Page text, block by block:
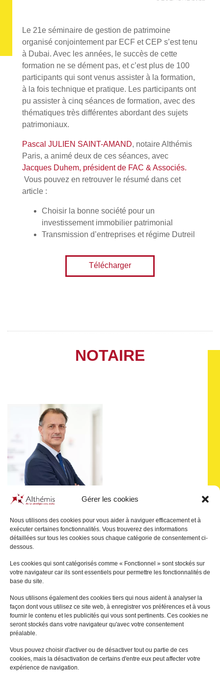
Gérer les cookies
Nous utilisons des cookies pour vous aider à naviguer efficacement et à
exécuter certaines fonctionnalités. Vous trouverez des informations
détaillées sur tous les cookies sous chaque catégorie de consentement ci-
dessous.
Les cookies qui sont catégorisés comme « Fonctionnel » sont stockés sur
votre navigateur car ils sont essentiels pour permettre les fonctionnalités de
base du site.
Nous utilisons également des cookies tiers qui nous aident à analyser la
façon dont vous utilisez ce site web, à enregistrer vos préférences et à vous
fournir le contenu et les publicités qui vous sont pertinents. Ces cookies ne
seront stockés dans votre navigateur qu'avec votre consentement
préalable.
Vous pouvez choisir d'activer ou de désactiver tout ou partie de ces
cookies, mais la désactivation de certains d'entre eux peut affecter votre
expérience de navigation.
Le 21e séminaire de gestion de patrimoine
organisé conjointement par ECF et CEP s’est tenu
à Dubai. Avec les années, le succès de cette
formation ne se dément pas, et c’est plus de 100
participants qui sont venus assister à la formation,
à la fois technique et pratique. Les participants ont
pu assister à cinq séances de formation, avec des
thématiques très différentes abordant des sujets
patrimoniaux.
Pascal JULIEN SAINT-AMAND, notaire Althémis
Paris, a animé deux de ces séances, avec
Jacques Duhem, président de FAC & Associés.
Vous pouvez en retrouver le résumé dans cet
article :
Choisir la bonne société pour un
investissement immobilier patrimonial
Transmission d’entreprises et régime Dutreil
Télécharger
NOTAIRE
PascalJULIEN SAINT-
AMAND
PARIS